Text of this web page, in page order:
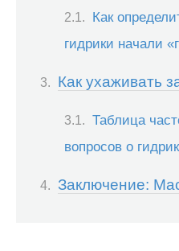
Как
гидрики начали
Как ухаживать
Таблица
вопросов о
Заключение: